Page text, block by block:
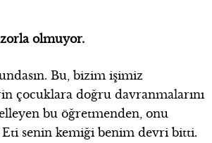
zorla olmuyor.
Bu, bizim işimiz
çocuklara doğru davranmalarını
bu öğretmenden, onu
Eti senin kemiği benim devri bitti.